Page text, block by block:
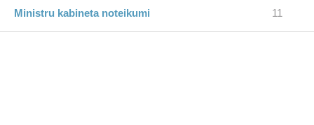
Ministru kabineta noteikumi 11